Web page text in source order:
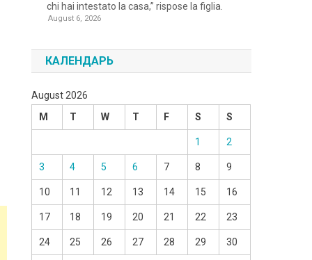
chi hai intestato la casa,” rispose la figlia.
August 6, 2026
КАЛЕНДАРЬ
August 2026
M
T W T F S S
1 2
3 4 5 6 7 8 9
10 11 12 13 14 15 16
17 18 19 20 21 22 23
24 25 26 27 28 29 30